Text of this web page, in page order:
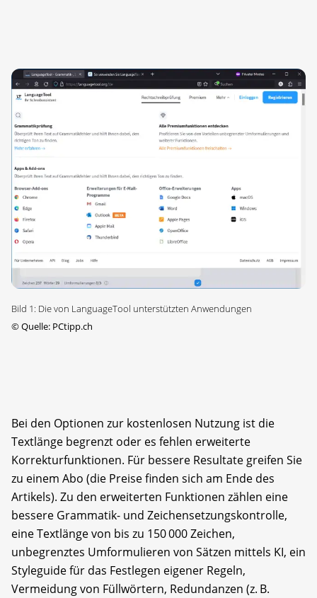
Bild 1: Die von LanguageTool unterstützten Anwendungen
©Quelle: PCtipp.ch
Bei den Optionen zur kostenlosen Nutzung ist die
Textlänge begrenzt oder es fehlen erweiterte
Korrekturfunktionen. Für bessere Resultate greifen Sie
zu einem Abo (die Preise finden sich am Ende des
Artikels). Zu den erweiterten Funktionen zählen eine
bessere Grammatik- und Zeichensetzungskontrolle,
eine Textlänge von bis zu 150 000 Zeichen,
unbegrenztes Umformulieren von Sätzen mittels KI, ein
Styleguide für das Festlegen eigener Regeln,
Vermeidung von Füllwörtern, Redundanzen (z. B.